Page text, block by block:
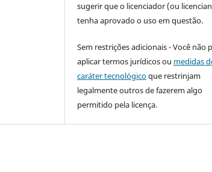
sugerir que o licenciador (ou
tenha aprovado o uso em questão.
Sem restrições adicionais - Você não
aplicar termos jurídicos ou medidas
caráter tecnológicoque restrinjam
legalmente outros de fazerem algo
permitido pela licença.